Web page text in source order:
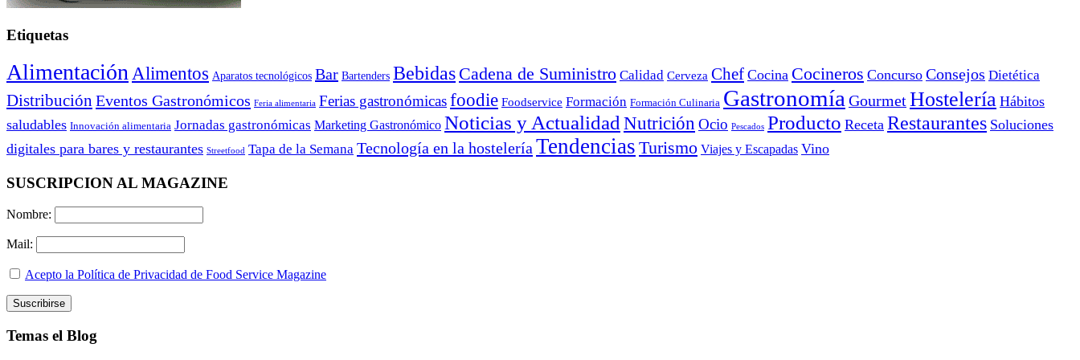
Etiquetas
Alimentación Alimentos Aparatos tecnológicos Bar Bartenders Bebidas Cadena de Suministro Calidad Cerveza Chef Cocina Cocineros Concurso Consejos Dietética
Distribución Eventos Gastronómicos Feria alimentaria Ferias gastronómicasfoodie Foodservice Formación Formación Culinaria Gastronomía GourmetHostelería Hábitos
saludables Innovación alimentaria Jornadas gastronómicas Marketing Gastronómico Noticias y Actualidad Nutrición Ocio Pescados Producto Receta Restaurantes Soluciones
digitales para bares y restaurantes Streetfood Tapa de la Semana Tecnología en la hostelería Tendencias Turismo Viajes y Escapadas Vino
SUSCRIPCION AL MAGAZINE
Nombre:
Mail:
Acepto la Política de Privacidad de Food Service Magazine
Temas el Blog